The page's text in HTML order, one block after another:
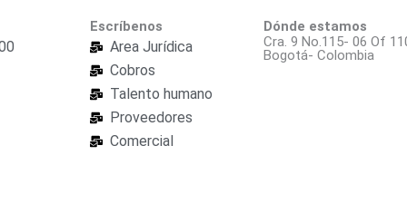
Escríbenos
Area Jurídica
Cobros
Talento humano
Proveedores
Comercial
Dónde estamos
Cra. 9 No.115- 06 Of
Bogotá- Colombia